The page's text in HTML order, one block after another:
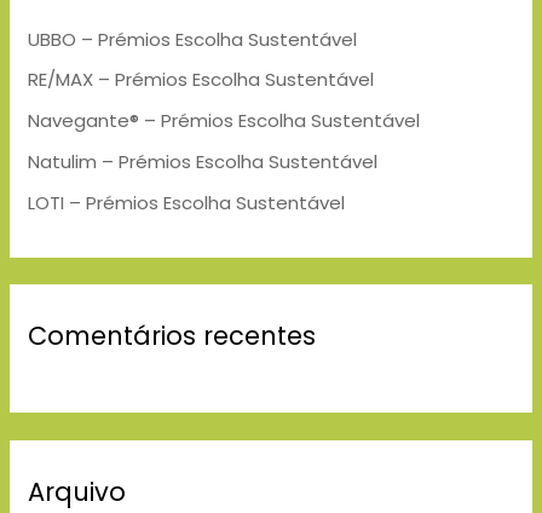
o
r
:
UBBO – Prémios Escolha Sustentável
RE/MAX – Prémios Escolha Sustentável
Navegante® – Prémios Escolha Sustentável
Natulim – Prémios Escolha Sustentável
LOTI – Prémios Escolha Sustentável
Comentários recentes
Arquivo